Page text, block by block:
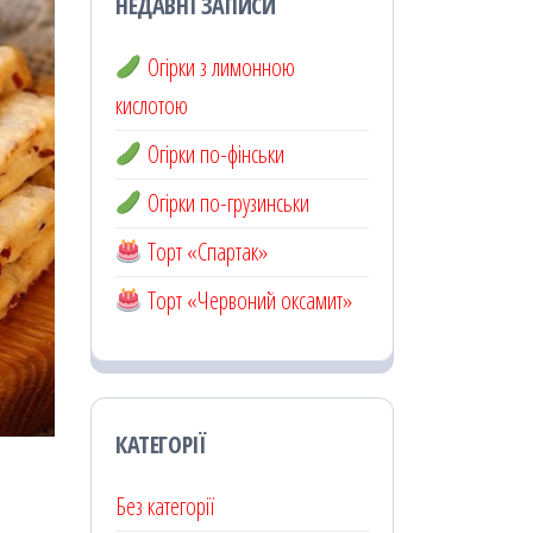
Огірки з лимонною
кислотою
Огірки по-фінськи
Огірки по-грузинськи
Торт «Спартак»
Торт «Червоний оксамит»
КАТЕГОРІЇ
Без категорії